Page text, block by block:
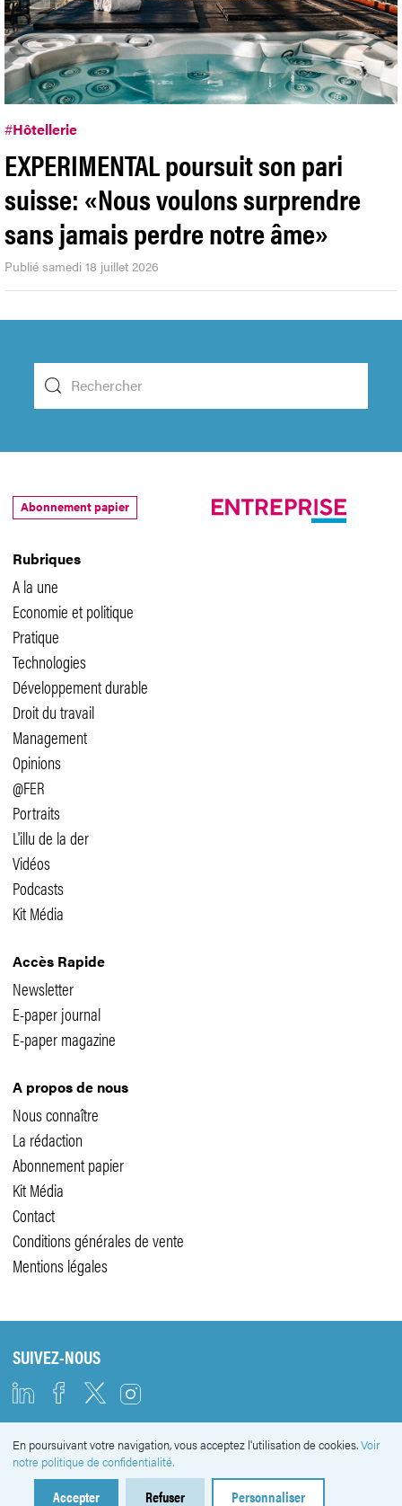
#Hôtellerie
EXPERIMENTAL poursuit son pari
suisse: «Nous voulons surprendre
sans jamais perdre notre âme»
Publié samedi 18 juillet 2026
Rubriques
A la une
Economie et politique
Pratique
Technologies
Développement durable
Droit du travail
Management
Opinions
@FER
Portraits
L'illu de la der
Vidéos
Podcasts
Kit Média
Accès Rapide
Newsletter
E-paper journal
E-paper magazine
A propos de nous
Nous connaître
La rédaction
Abonnement papier
Kit Média
Contact
Conditions générales de vente
Mentions légales
Abonnement papier
SUIVEZ-NOUS
NEWSLETTER
En poursuivant votre navigation, vous acceptez l'utilisation de cookies.Voir
notre politique de confidentialité.
Accepter Refuser Personnaliser